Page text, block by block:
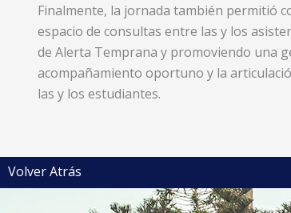
Finalmente, la jornada también permitió
espacio de consultas entre las y los
de Alerta Temprana y promoviendo una
acompañamiento oportuno y la
las y los estudiantes.
Volver Atrás